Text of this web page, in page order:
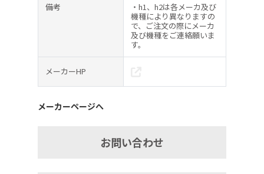
備考
・h1、h2は各メーカ及び
機種により異なりますの
で、ご注文の際にメーカ
及び機種をご連絡願いま
す。
メーカーHP
メーカーページへ
お問い合わせ